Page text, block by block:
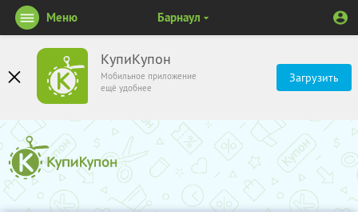
КупиКупон
Мобильное приложение
ещё удобнее
Загрузить
Меню Барнаул